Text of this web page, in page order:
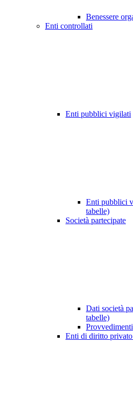
Benessere
Enti controllati
Enti pubblici vigilati
Enti pubblici
tabelle)
Società partecipate
Dati società
tabelle)
Provvedimenti
Enti di diritto